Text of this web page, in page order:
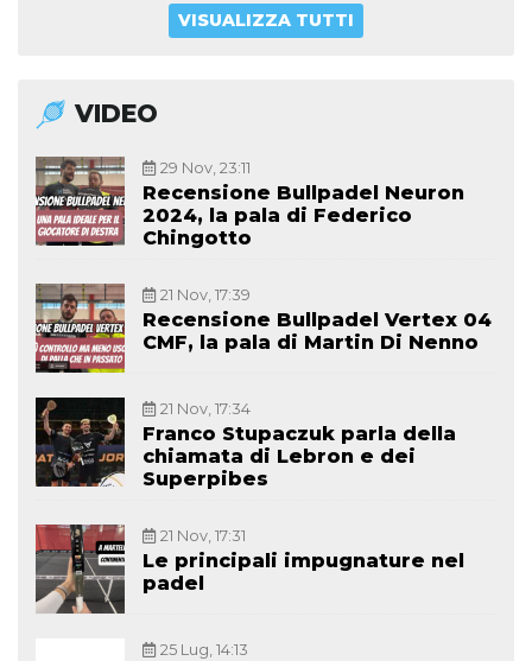
VISUALIZZA TUTTI
VIDEO
29 Nov, 23:11
Recensione Bullpadel Neuron
2024, la pala di Federico
Chingotto
21 Nov, 17:39
Recensione Bullpadel Vertex 04
CMF, la pala di Martin Di Nenno
21 Nov, 17:34
Franco Stupaczuk parla della
chiamata di Lebron e dei
Superpibes
21 Nov, 17:31
Le principali impugnature nel
padel
25 Lug, 14:13